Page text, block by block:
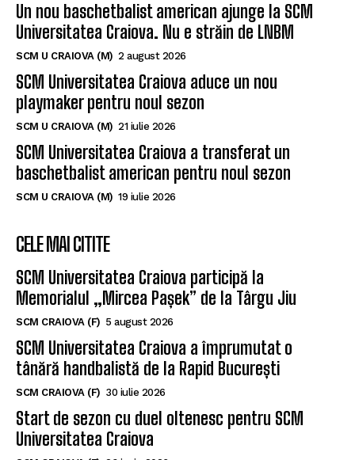
Un nou baschetbalist american ajunge la SCM
Universitatea Craiova. Nu e străin de LNBM
SCM U CRAIOVA (M) 2 august 2026
SCM Universitatea Craiova aduce un nou
playmaker pentru noul sezon
SCM U CRAIOVA (M) 21 iulie 2026
SCM Universitatea Craiova a transferat un
baschetbalist american pentru noul sezon
SCM U CRAIOVA (M) 19 iulie 2026
CELE MAI CITITE
SCM Universitatea Craiova participă la
Memorialul „Mircea Pașek” de la Târgu Jiu
SCM CRAIOVA (F) 5 august 2026
SCM Universitatea Craiova a împrumutat o
tânără handbalistă de la Rapid București
SCM CRAIOVA (F) 30 iulie 2026
Start de sezon cu duel oltenesc pentru SCM
Universitatea Craiova